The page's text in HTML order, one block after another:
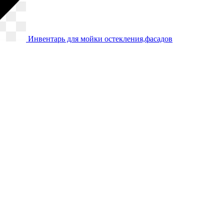
Инвентарь для мойки остекления,фасадов